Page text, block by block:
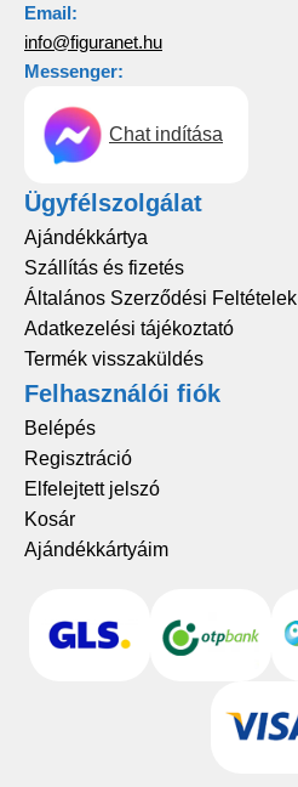
Email:
info@figuranet.hu
Messenger:
Chat indítása
Ügyfélszolgálat
Ajándékkártya
Szállítás és fizetés
Általános Szerződési Feltételek
Adatkezelési tájékoztató
Termék visszaküldés
Felhasználói fiók
Belépés
Regisztráció
Elfelejtett jelszó
Kosár
Ajándékkártyáim